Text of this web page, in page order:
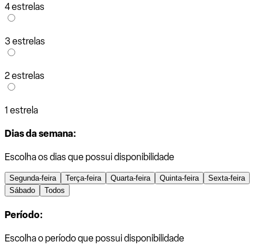
4 estrelas
3 estrelas
2 estrelas
1 estrela
Dias da semana:
Escolha os dias que possui disponibilidade
Segunda-feira Terça-feira Quarta-feira Quinta-feira
Sexta-feira
Sábado
Todos
Período:
Escolha o período que possui disponibilidade